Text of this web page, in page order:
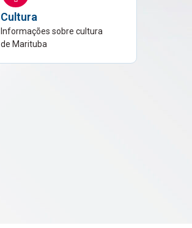
Cultura
Informações sobre cultura
de Marituba